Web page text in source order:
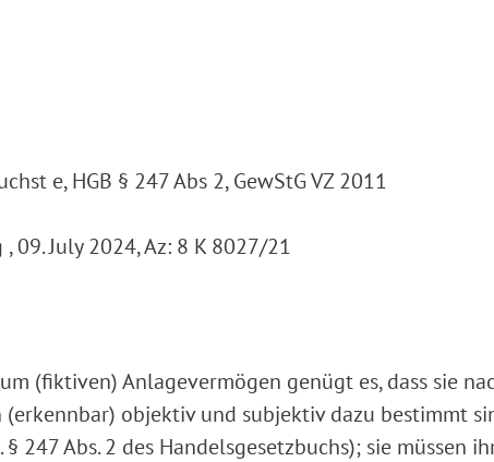
e, HGB § 247 Abs 2, GewStG VZ 2011
July 2024, Az: 8 K 8027/21
(fiktiven) Anlagevermögen genügt es, dass sie
objektiv und subjektiv dazu bestimmt
247 Abs. 2 des Handelsgesetzbuchs); sie müssen